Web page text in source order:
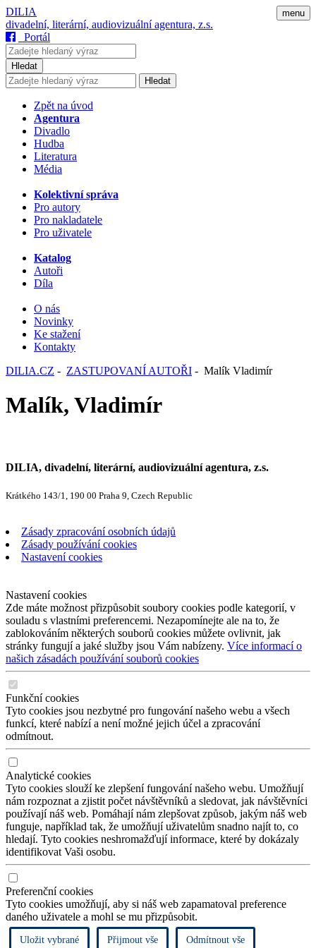
menu
DILIA
divadelní, literární, audiovizuální agentura, z.s.
Portál
Hledat
Hledat
Zpět na úvod
Agentura
Divadlo
Hudba
Literatura
Média
Kolektivní správa
Pro autory
Pro nakladatele
Pro uživatele
Katalog
Autoři
Díla
O nás
Novinky
Ke stažení
Kontakty
DILIA.CZ - ZASTUPOVANÍ AUTOŘI - Malík Vladimír
Malík, Vladimír
DILIA, divadelní, literární, audiovizuální agentura, z.s.
Krátkého 143/1, 190 00 Praha 9, Czech Republic
Zásady zpracování osobních údajů
Zásady používání cookies
Nastavení cookies
Nastavení cookies
Zde máte možnost přizpůsobit soubory cookies podle kategorií, v
souladu s vlastními preferencemi. Nezapomínejte ale na to, že
zablokováním některých souborů cookies můžete ovlivnit, jak
stránky fungují a jaké služby jsou Vám nabízeny. Více informací o
našich zásadách používání souborů cookies
Funkční cookies
Tyto cookies jsou nezbytné pro fungování našeho webu a všech
funkcí, které nabízí a není možné jejich účel a zpracování
odmítnout.
Analytické cookies
Tyto cookies slouží ke zlepšení fungování našeho webu. Umožňují
nám rozpoznat a zjistit počet návštěvníků a sledovat, jak návštěvníci
používají náš web. Pomáhají nám zlepšovat způsob, jakým náš web
funguje, například tak, že umožňují uživatelům snadno najít to, co
hledají. Tyto cookies neshromažďují informace, které by dokázaly
identifikovat Vaši osobu.
Preferenční cookies
Tyto cookies umožňují, aby si náš web zapamatoval preference
daného uživatele a mohl se mu přizpůsobit.
Uložit vybrané Přijmout vše Odmítnout vše